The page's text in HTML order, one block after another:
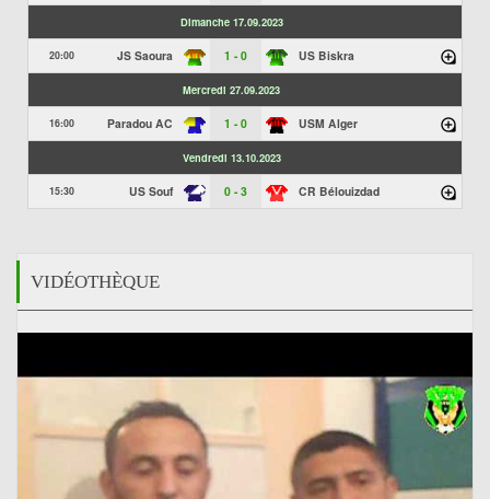
Dimanche 17.09.2023
20:00 JS Saoura 1 - 0 US Biskra
Mercredi 27.09.2023
16:00 Paradou AC 1 - 0 USM Alger
Vendredi 13.10.2023
15:30 US Souf 0 - 3 CR Bélouizdad
VIDÉOTHÈQUE